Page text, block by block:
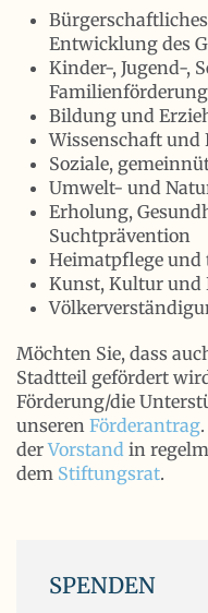
Entwicklung des
Kinder-, Jugend-,
Familienförderung
Bildung und
Wissenschaft und
Soziale,
Umwelt- und
Erholung,
Suchtprävention
Heimatpflege
Kunst, Kultur und
Möchten Sie, dass
Stadtteil gefördert
Förderung/die
unseren Förderantrag
derVorstand in
dem Stiftungsrat.
SPENDEN